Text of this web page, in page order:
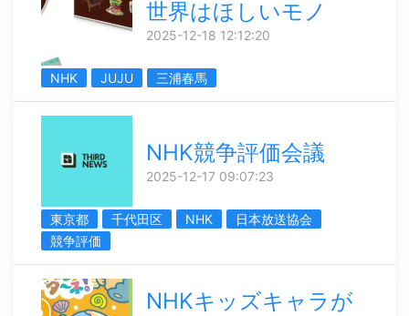
世界はほしいモノ
2025-12-18 12:12:20
NHK JUJU 三浦春馬
NHK競争評価会議
2025-12-17 09:07:23
東京都 千代田区 NHK
日本放送協会
競争評価
NHKキッズキャラが